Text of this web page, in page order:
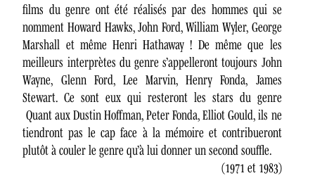
films du genre ont été réalisés par des hommes qui se
nomment Howard Hawks, John Ford, William Wyler, George
Marshall et même Henri Hathaway ! De même que les
meilleurs interprètes du genre s’appelleront toujours John
Wayne, Glenn Ford, Lee Marvin, Henry Fonda, James
Stewart. Ce sont eux qui resteront les stars du genre
Quant aux Dustin Hoffman, Peter Fonda, Elliot Gould, ils ne
tiendront pas le cap face à la mémoire et contribueront
plutôt à couler le genre qu’à lui donner un second souffle.
(1971 et 1983)